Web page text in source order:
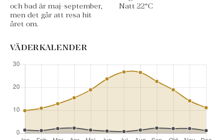
och bad är maj-september,
men det går att resa hit
året om.
Natt 22°C
VÄDERKALENDER